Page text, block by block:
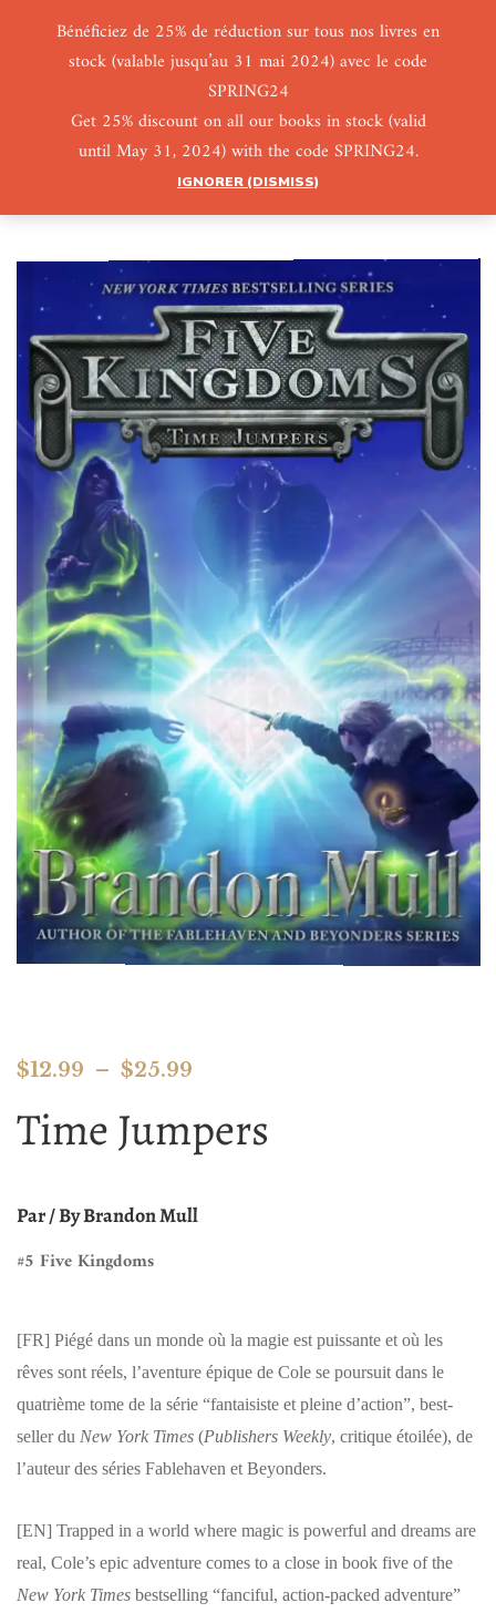
Bénéficiez de 25% de réduction sur tous nos livres en
stock (valable jusqu’au 31 mai 2024) avec le code
SPRING24
Get 25% discount on all our books in stock (valid
until May 31, 2024) with the code SPRING24.
IGNORER (DISMISS)
0 0
$12.99 – $25.99
Time Jumpers
Par / By Brandon Mull
#5 Five Kingdoms
[FR] Piégé dans un monde où la magie est puissante et où les
rêves sont réels, l’aventure épique de Cole se poursuit dans le
quatrième tome de la série “fantaisiste et pleine d’action”, best-
seller du New York Times (Publishers Weekly, critique étoilée), de
l’auteur des séries Fablehaven et Beyonders.
[EN] Trapped in a world where magic is powerful and dreams are
real, Cole’s epic adventure comes to a close in book five of the
New York Times bestselling “fanciful, action-packed adventure”